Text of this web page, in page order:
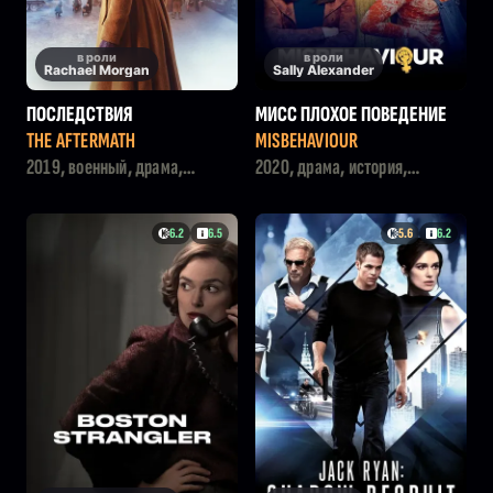
в роли
Rachael Morgan
ПОСЛЕДСТВИЯ
THE AFTERMATH
2019, военный, драма,
в роли
Sally Alexander
МИСС ПЛОХОЕ ПОВЕДЕНИЕ
MISBEHAVIOUR
2020, драма, история,
6.2 6.5 5.6 6.2